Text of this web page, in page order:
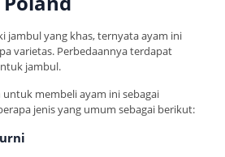
jambul yang khas, ternyata ayam ini
varietas. Perbedaannya terdapat
jambul.
membeli ayam ini sebagai
jenis yang umum sebagai berikut: